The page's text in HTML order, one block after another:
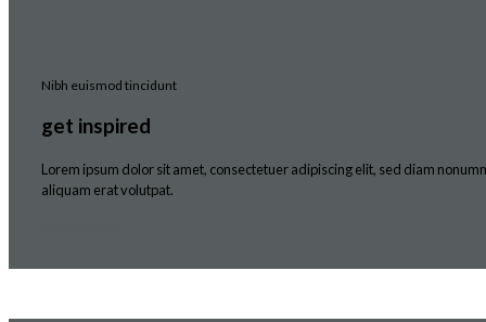
Nibh euismod tincidunt
get inspired
Lorem ipsum dolor sit amet, consectetuer adipiscing elit, sed diam
aliquam erat volutpat.